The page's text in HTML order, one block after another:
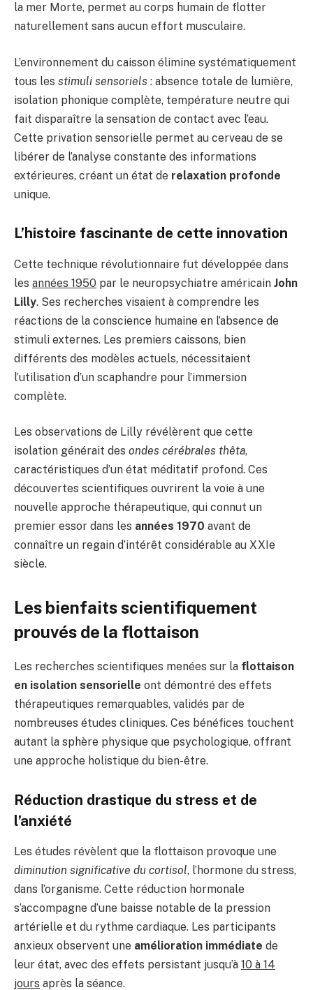
la mer Morte, permet au corps humain de flotter
naturellement sans aucun effort musculaire.
L’environnement du caisson élimine systématiquement
tous les stimuli sensoriels : absence totale de lumière,
isolation phonique complète, température neutre qui
fait disparaître la sensation de contact avec l’eau.
Cette privation sensorielle permet au cerveau de se
libérer de l’analyse constante des informations
extérieures, créant un état de relaxation profonde
unique.
L’histoire fascinante de cette innovation
Cette technique révolutionnaire fut développée dans
les années 1950 par le neuropsychiatre américain John
Lilly. Ses recherches visaient à comprendre les
réactions de la conscience humaine en l’absence de
stimuli externes. Les premiers caissons, bien
différents des modèles actuels, nécessitaient
l’utilisation d’un scaphandre pour l’immersion
complète.
Les observations de Lilly révélèrent que cette
isolation générait des ondes cérébrales thêta,
caractéristiques d’un état méditatif profond. Ces
découvertes scientifiques ouvrirent la voie à une
nouvelle approche thérapeutique, qui connut un
premier essor dans les années 1970 avant de
connaître un regain d’intérêt considérable au XXIe
siècle.
Les bienfaits scientifiquement
prouvés de la flottaison
Les recherches scientifiques menées sur la flottaison
en isolation sensorielle ont démontré des effets
thérapeutiques remarquables, validés par de
nombreuses études cliniques. Ces bénéfices touchent
autant la sphère physique que psychologique, offrant
une approche holistique du bien-être.
Réduction drastique du stress et de
l’anxiété
Les études révèlent que la flottaison provoque une
diminution significative du cortisol, l’hormone du stress,
dans l’organisme. Cette réduction hormonale
s’accompagne d’une baisse notable de la pression
artérielle et du rythme cardiaque. Les participants
anxieux observent une amélioration immédiate de
leur état, avec des effets persistant jusqu’à 10 à 14
jours après la séance.